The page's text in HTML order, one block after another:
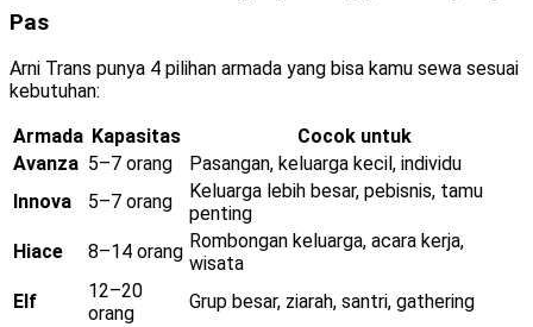
Pas
Arni Trans punya 4 pilihan armada yang bisa kamu sewa sesuai
kebutuhan:
Armada Kapasitas
Cocok untuk
Avanza 5–7 orang
Pasangan, keluarga kecil, individu
Innova
5–7 orang
Keluarga lebih besar, pebisnis, tamu
penting
Hiace
8–14 orang Rombongan keluarga, acara kerja,
wisata
Elf
12–20
orang
Grup besar, ziarah, santri, gathering